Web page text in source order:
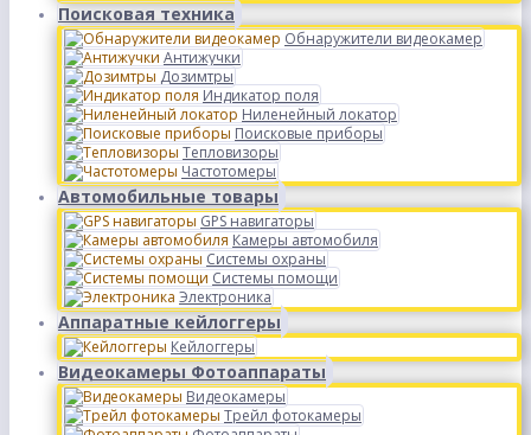
Поисковая техника
Обнаружители видеокамер
Антижучки
Дозимтры
Индикатор поля
Ниленейный локатор
Поисковые приборы
Тепловизоры
Частотомеры
Автомобильные товары
GPS навигаторы
Камеры автомобиля
Системы охраны
Системы помощи
Электроника
Аппаратные кейлоггеры
Кейлоггеры
Видеокамеры Фотоаппараты
Видеокамеры
Трейл фотокамеры